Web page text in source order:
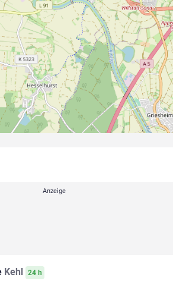
Kehl 24 h